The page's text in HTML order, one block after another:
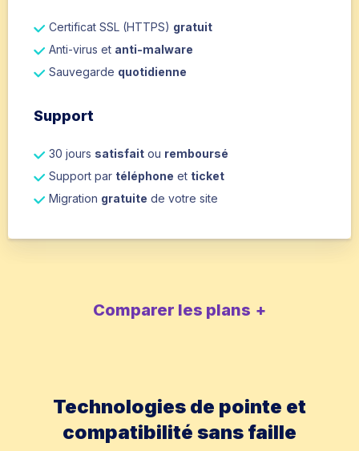
Certificat SSL (HTTPS) gratuit
Anti-virus et anti-malware
Sauvegarde quotidienne
Support
30 jours satisfait ou remboursé
Support par téléphone et ticket
Migration gratuite de votre site
Comparer les plans
Technologies de pointe et
compatibilité sans faille